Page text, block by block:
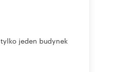
jeden budynek